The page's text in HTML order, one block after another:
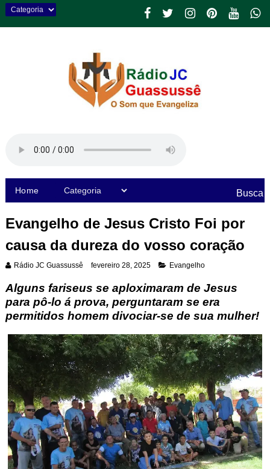
Home Busca
Evangelho de Jesus Cristo Foi por
causa da dureza do vosso coração
Rádio JC Guassussê fevereiro 28, 2025 Evangelho
Alguns fariseus se aploximaram de Jesus
para pô-lo á prova, perguntaram se era
permitidos homem divociar-se de sua mulher!